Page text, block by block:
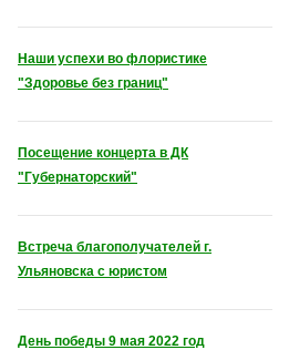
Наши успехи во флористике
"Здоровье без границ"
Посещение концерта в ДК
"Губернаторский"
Встреча благополучателей г.
Ульяновска с юристом
День победы 9 мая 2022 год